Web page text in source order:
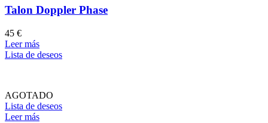
Talon Doppler Phase
45 €
Leer más
Lista de deseos
AGOTADO
Lista de deseos
Leer más